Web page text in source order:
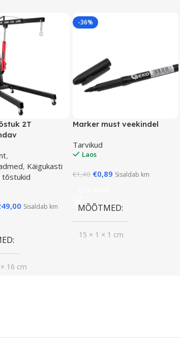
2T
,
, Käigukasti
Sisaldab km
16 cm
-36%
Marker must veekindel
Tarvikud
Laos
€1,40 €0,89 Sisaldab km
MÕÕTMED
15 × 1 × 1 cm